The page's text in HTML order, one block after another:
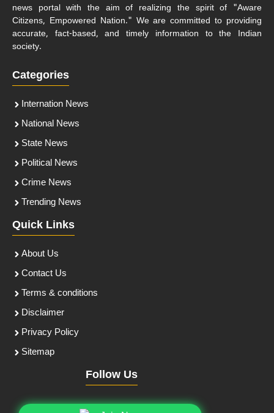
news portal with the aim of realizing the spirit of "Aware
Citizens, Empowered Nation." We are committed to providing
accurate, fact-based, and timely information to the Indian
society.
Categories
Internation News
National News
State News
Political News
Crime News
Trending News
Quick Links
About Us
Contact Us
Terms & conditions
Disclaimer
Privacy Policy
Sitemap
Follow Us